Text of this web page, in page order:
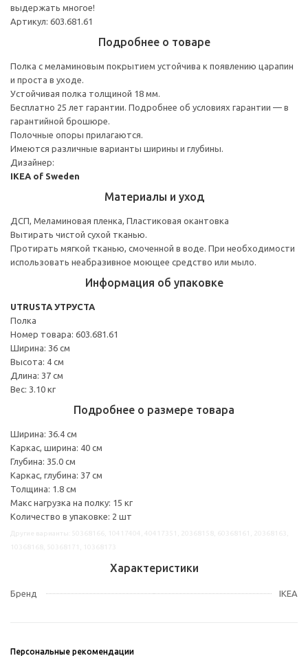
выдержать многое!
Артикул: 603.681.61
Подробнее о товаре
Полка с меламиновым покрытием устойчива к появлению царапин
и проста в уходе.
Устойчивая полка толщиной 18 мм.
Бесплатно 25 лет гарантии. Подробнее об условиях гарантии — в
гарантийной брошюре.
Полочные опоры прилагаются.
Имеются различные варианты ширины и глубины.
Дизайнер:
IKEA of Sweden
Материалы и уход
ДСП, Меламиновая пленка, Пластиковая окантовка
Вытирать чистой сухой тканью.
Протирать мягкой тканью, смоченной в воде. При необходимости
использовать неабразивное моющее средство или мыло.
Информация об упаковке
UTRUSTA УТРУСТА
Полка
Номер товара: 603.681.61
Ширина: 36 см
Высота: 4 см
Длина: 37 см
Вес: 3.10 кг
Подробнее о размере товара
Ширина: 36.4 см
Каркас, ширина: 40 см
Глубина: 35.0 см
Каркас, глубина: 37 см
Толщина: 1.8 см
Макс нагрузка на полку: 15 кг
Количество в упаковке: 2 шт
Характеристики
Бренд IKEA
Персональные рекомендации